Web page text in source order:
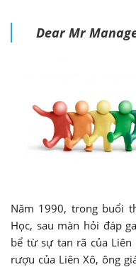
Dear Mr
Năm 1990, trong buổi
Học, sau màn hỏi đáp
bể từ sự tan rã của Liên
rượu của Liên Xô, ông